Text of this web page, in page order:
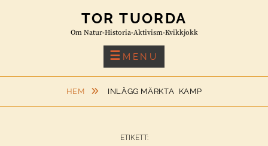
TOR TUORDA
Om Natur-Historia-Aktivism-Kvikkjokk
MENU
HEM INLÄGG MÄRKTA KAMP
ETIKETT: